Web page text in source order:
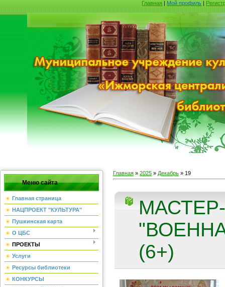
Главная | Мой профиль |
Меню сайта
Главная страница
НАЦПРОЕКТ "КУЛЬТУРА"
Пушкинская карта
О ЦБС
ПРОЕКТЫ
Услуги
Ресурсы библиотеки
КОНКУРСЫ
Главная » 2025 » Декабрь » 19
(6+)